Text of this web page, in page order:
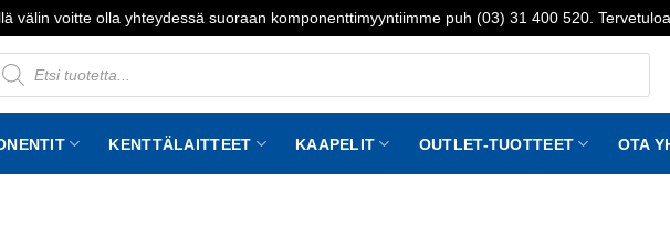
välin voitte olla yhteydessä suoraan komponenttimyyntiimme puh (03) 31 400 520.
KENTTÄLAITTEET KAAPELIT OUTLET-TUOTTEET OTA